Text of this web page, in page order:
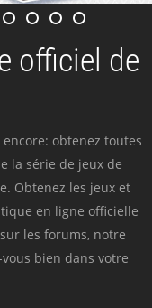
officiel de
obtenez toutes
la série de jeux de
Obtenez les jeux et
en ligne officielle
les forums, notre
bien dans votre